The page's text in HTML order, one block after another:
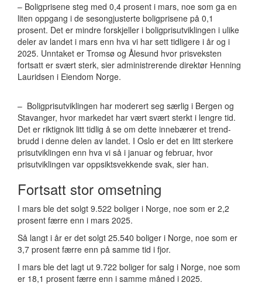
– Boligprisene steg med 0,4 prosent i mars, noe som ga en
liten oppgang i de sesongjusterte boligprisene på 0,1
prosent. Det er mindre forskjeller i boligprisutviklingen i ulike
deler av landet i mars enn hva vi har sett tidligere i år og i
2025. Unntaket er Tromsø og Ålesund hvor prisveksten
fortsatt er svært sterk, sier administrerende direktør Henning
Lauridsen i Eiendom Norge.
– Boligprisutviklingen har moderert seg særlig i Bergen og
Stavanger, hvor markedet har vært svært sterkt i lengre tid.
Det er riktignok litt tidlig å se om dette innebærer et trend-
brudd i denne delen av landet. I Oslo er det en litt sterkere
prisutviklingen enn hva vi så i januar og februar, hvor
prisutviklingen var oppsiktsvekkende svak, sier han.
Fortsatt stor omsetning
I mars ble det solgt 9.522 boliger i Norge, noe som er 2,2
prosent færre enn i mars 2025.
Så langt i år er det solgt 25.540 boliger i Norge, noe som er
3,7 prosent færre enn på samme tid i fjor.
I mars ble det lagt ut 9.722 boliger for salg i Norge, noe som
er 18,1 prosent færre enn i samme måned i 2025.